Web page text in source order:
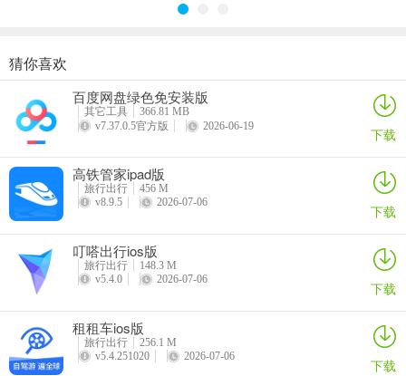
上海交通卡苹果版
详情
元贝驾考ipad版
详情
货车帮ios版
锦江酒店app苹果版
猜你喜欢
百度网盘绿色免安装版
其它工具
366.81 MB
v7.37.0.5官方版
2026-06-19 下载
高铁管家ipad版
旅行出行
456 M
v8.9.5
2026-07-06 下载
叮嗒出行ios版
旅行出行
148.3 M
v5.4.0
2026-07-06 下载
租租车ios版
旅行出行
256.1 M
v5.4.251020
2026-07-06 下载